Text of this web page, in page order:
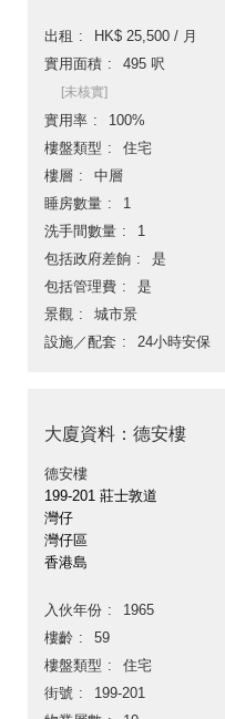
出租
HK$ 25,500 / 月
實用面積
495 呎
[未核實]
實用率
100%
樓盤類型
住宅
樓層
中層
睡房數量
1
洗手間數量
1
包括政府差餉
是
包括管理費
是
景觀
城市景
設施／配套
24小時安保
大廈資料：德安樓
德安樓
199-201 莊士敦道
灣仔
灣仔區
香港島
入伙年份
1965
樓齡
59
樓盤類型
住宅
街號
199-201